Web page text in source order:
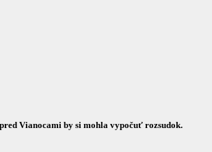
Vianocami by si mohla vypočuť rozsudok.